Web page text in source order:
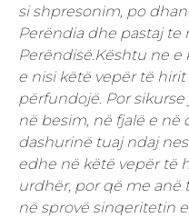
si shpresonim, po
Perëndia dhe pastaj te
Perëndisë.Kështu ne e
e nisi këtë vepër të
përfundojë. Por
në besim, në fjalë e
dashurinë tuaj ndaj
edhe në këtë vepër të
urdhër, por që me anë
në sprovë sinqeritetin